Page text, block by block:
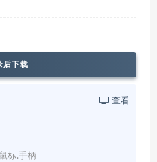
后下载
查看
标.手柄